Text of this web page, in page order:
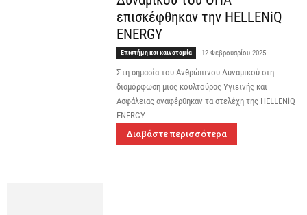
επισκέφθηκαν την HELLENiQ
ENERGY
Επιστήμη και καινοτομία 12 Φεβρουαρίου 2025
Στη σημασία του Ανθρώπινου Δυναμικού στη
διαμόρφωση μιας κουλτούρας Υγιεινής και
Ασφάλειας αναφέρθηκαν τα στελέχη της HELLENiQ
ENERGY
Διαβάστε περισσότερα